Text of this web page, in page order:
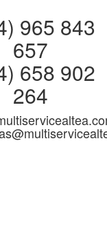
965 843
657
658 902
264